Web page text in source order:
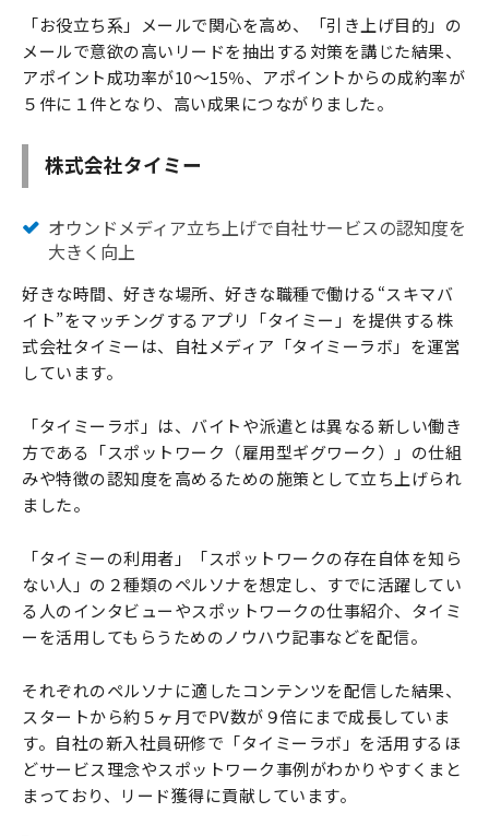
「お役立ち系」メールで関心を高め、「引き上げ目的」の
メールで意欲の高いリードを抽出する対策を講じた結果、
アポイント成功率が10～15％、アポイントからの成約率が
５件に１件となり、高い成果につながりました。
株式会社タイミー
オウンドメディア立ち上げで自社サービスの認知度を
大きく向上
好きな時間、好きな場所、好きな職種で働ける“スキマバ
イト”をマッチングするアプリ「タイミー」を提供する株
式会社タイミーは、自社メディア「タイミーラボ」を運営
しています。
「タイミーラボ」は、バイトや派遣とは異なる新しい働き
方である「スポットワーク（雇用型ギグワーク）」の仕組
みや特徴の認知度を高めるための施策として立ち上げられ
ました。
「タイミーの利用者」「スポットワークの存在自体を知ら
ない人」の２種類のペルソナを想定し、すでに活躍してい
る人のインタビューやスポットワークの仕事紹介、タイミ
ーを活用してもらうためのノウハウ記事などを配信。
それぞれのペルソナに適したコンテンツを配信した結果、
スタートから約５ヶ月でPV数が９倍にまで成長していま
す。自社の新入社員研修で「タイミーラボ」を活用するほ
どサービス理念やスポットワーク事例がわかりやすくまと
まっており、リード獲得に貢献しています。